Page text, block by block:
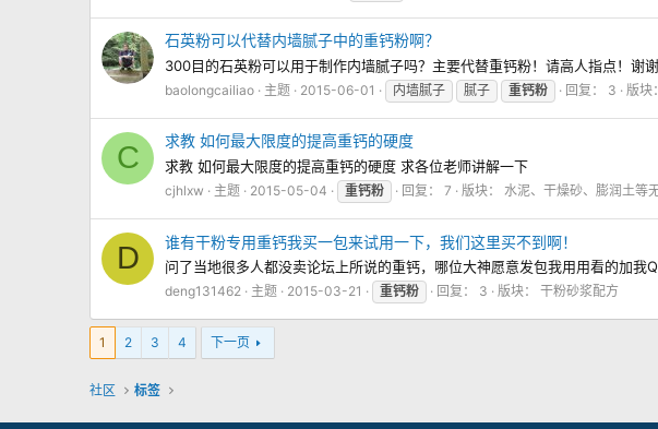
石英粉可以代替内墙腻子中的重钙粉啊？
300目的石英粉可以用于制作内墙腻子吗？主要代替重钙粉！请高人指点！谢谢
baolongcailiao 主题 2015-06-01 内墙腻子 腻子 重钙粉 回复： 3 版块
C 求教 如何最大限度的提高重钙的硬度
求教 如何最大限度的提高重钙的硬度 求各位老师讲解一下
cjhlxw 主题 2015-05-04 重钙粉 回复： 7 版块： 水泥、干燥砂、膨润土等
D 谁有干粉专用重钙我买一包来试用一下，我们这里买不到啊！
问了当地很多人都没卖论坛上所说的重钙，哪位大神愿意发包我用用看的加我
deng131462 主题 2015-03-21 重钙粉 回复： 3 版块： 干粉砂浆配方
1 2 3 4 下一页
社区 标签